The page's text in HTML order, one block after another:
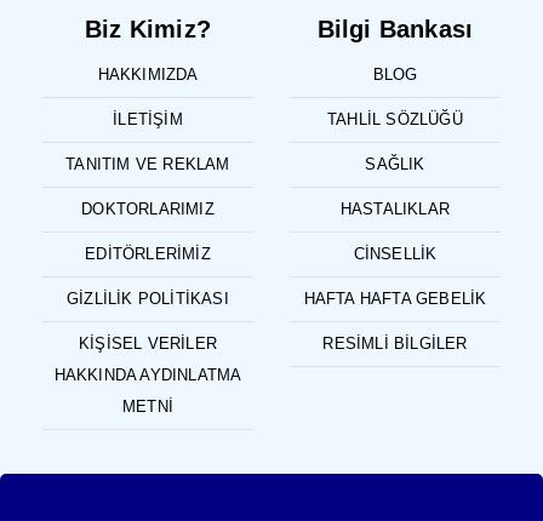
Biz Kimiz?
HAKKIMIZDA
İLETIŞIM
TANITIM VE REKLAM
DOKTORLARIMIZ
EDITÖRLERIMIZ
GIZLILIK POLITIKASI
KIŞISEL VERILER
HAKKINDA AYDINLATMA
METNI
Bilgi Bankası
BLOG
TAHLIL SÖZLÜĞÜ
SAĞLIK
HASTALIKLAR
CINSELLIK
HAFTA HAFTA GEBELIK
RESIMLI BILGILER